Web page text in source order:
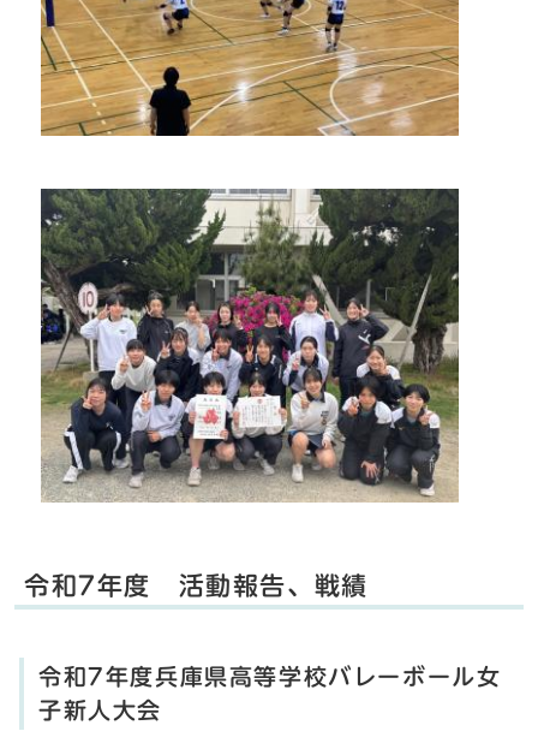
令和7年度 活動報告、戦績
令和7年度兵庫県高等学校バレーボール女
子新人大会